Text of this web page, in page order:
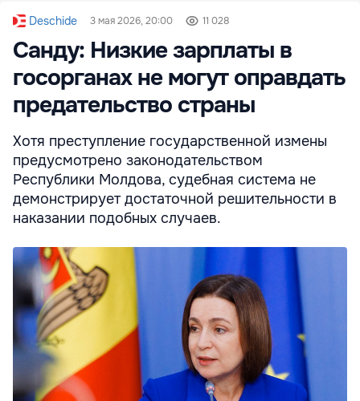
Deschide 3 мая 2026, 20:00 11 028
Санду: Низкие зарплаты в
госорганах не могут оправдать
предательство страны
Хотя преступление государственной измены
предусмотрено законодательством
Республики Молдова, судебная система не
демонстрирует достаточной решительности в
наказании подобных случаев.